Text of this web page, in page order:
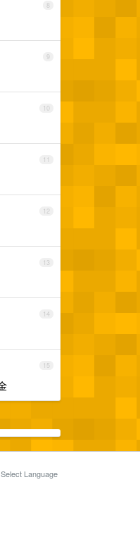
8
9
10
11
12
13
14
15
Select Language